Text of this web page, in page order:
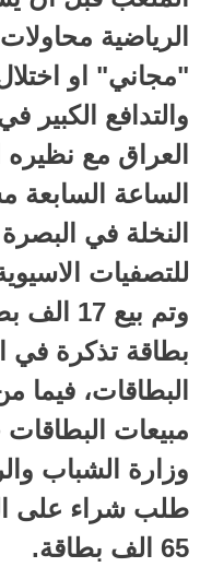
الرياضية
"مجاني" او
والتدافع
العراق مع
الساعة
النخلة في
للتصفيات
بطاقة تذكرة في
البطاقات،
مبيعات
طلب شراء على
65 الف بطاقة.